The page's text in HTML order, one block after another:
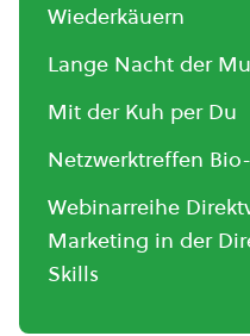
Wiederkäuern
Lange Nacht der
Mit der Kuh per Du
Netzwerktreffen
Webinarreihe
Marketing in der
Skills